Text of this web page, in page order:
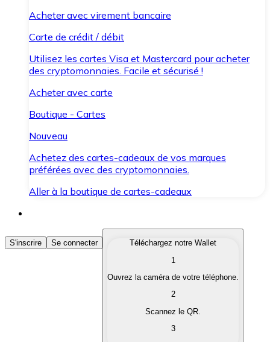
Acheter avec virement bancaire
Carte de crédit / débit
Utilisez les cartes Visa et Mastercard pour acheter
des cryptomonnaies. Facile et sécurisé !
Acheter avec carte
Boutique - Cartes
Nouveau
Achetez des cartes-cadeaux de vos marques
préférées avec des cryptomonnaies.
Aller à la boutique de cartes-cadeaux
Acheter des Cryptomonnaies
Achetez les cryptomonnaies qui vous intéressent
Convertissez vos cryptomonnaies en monnaie
S'inscrire Se connecter
Téléchargez notre Wallet
1
Ouvrez la caméra de votre téléphone.
2
Scannez le QR.
3